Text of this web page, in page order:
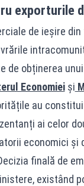
exporturile
de ieșire
de obținerea
Economieiși
au
ai celor
economici și
finală de
existând